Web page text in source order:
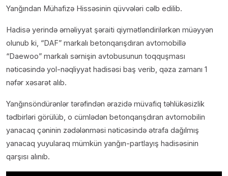
Yanğından Mühafizə Hissəsinin qüvvələri cəlb edilib.
Hadisə yerində əməliyyat şəraiti qiymətləndirilərkən müəyyən
olunub ki, “DAF” markalı betonqarışdıran avtomobillə
“Daewoo” markalı sərnişin avtobusunun toqquşması
nəticəsində yol-nəqliyyat hadisəsi baş verib, qəza zamanı 1
nəfər xəsarət alıb.
Yanğınsöndürənlər tərəfindən ərazidə müvafiq təhlükəsizlik
tədbirləri görülüb, o cümlədən betonqarışdıran avtomobilin
yanacaq çəninin zədələnməsi nəticəsində ətrafa dağılmış
yanacaq yuyularaq mümkün yanğın-partlayış hadisəsinin
qarşısı alınıb.